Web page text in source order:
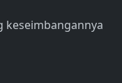
keseimbangannya